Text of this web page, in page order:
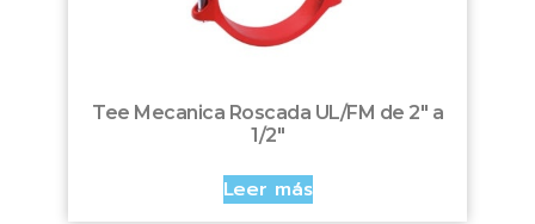
Tee Mecanica Roscada UL/FM de 2″ a
1/2″
Leer más